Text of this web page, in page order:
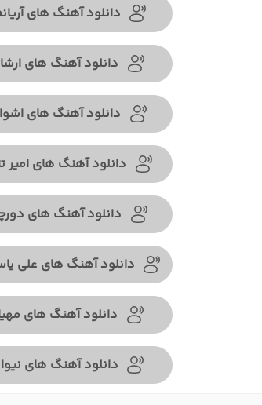
دانلود آهنگ های
دانلود آهنگ های
دانلود آهنگ های
دانلود آهنگ های امیر
دانلود آهنگ های
دانلود آهنگ های علی
دانلود آهنگ های
دانلود آهنگ های